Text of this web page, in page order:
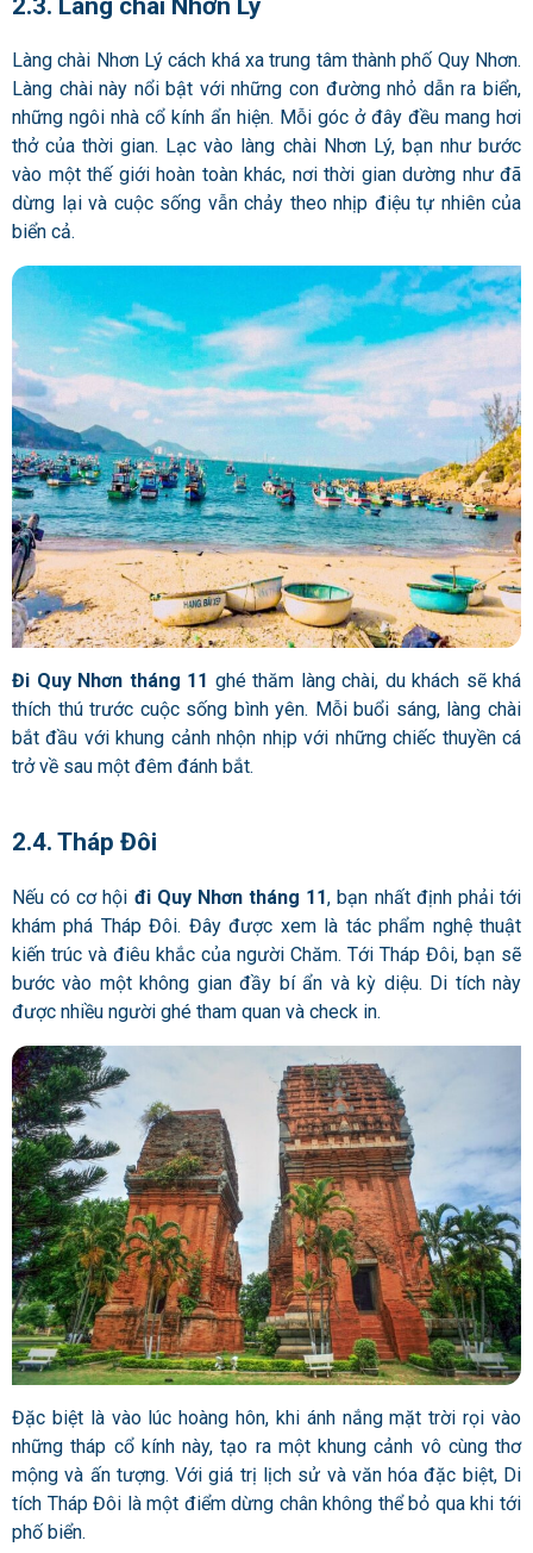
Làng chài Nhơn Lý cách khá xa trung tâm thành phố Quy Nhơn.
Làng chài này nổi bật với những con đường nhỏ dẫn ra biển,
những ngôi nhà cổ kính ẩn hiện. Mỗi góc ở đây đều mang hơi
thở của thời gian. Lạc vào làng chài Nhơn Lý, bạn như bước
vào một thế giới hoàn toàn khác, nơi thời gian dường như đã
dừng lại và cuộc sống vẫn chảy theo nhịp điệu tự nhiên của
biển cả.
Đi Quy Nhơn tháng 11 ghé thăm làng chài, du khách sẽ khá
thích thú trước cuộc sống bình yên. Mỗi buổi sáng, làng chài
bắt đầu với khung cảnh nhộn nhịp với những chiếc thuyền cá
trở về sau một đêm đánh bắt.
2.4. Tháp Đôi
Nếu có cơ hội đi Quy Nhơn tháng 11, bạn nhất định phải tới
khám phá Tháp Đôi. Đây được xem là tác phẩm nghệ thuật
kiến trúc và điêu khắc của người Chăm. Tới Tháp Đôi, bạn sẽ
bước vào một không gian đầy bí ẩn và kỳ diệu. Di tích này
được nhiều người ghé tham quan và check in.
Đặc biệt là vào lúc hoàng hôn, khi ánh nắng mặt trời rọi vào
những tháp cổ kính này, tạo ra một khung cảnh vô cùng thơ
mộng và ấn tượng. Với giá trị lịch sử và văn hóa đặc biệt, Di
tích Tháp Đôi là một điểm dừng chân không thể bỏ qua khi tới
phố biển.